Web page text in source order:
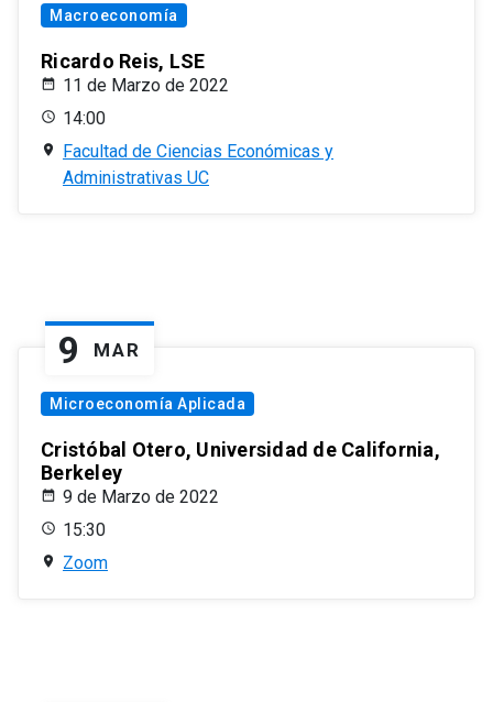
Macroeconomía
Ricardo Reis, LSE
11 de Marzo de 2022
14:00
Facultad de Ciencias Económicas y
Administrativas UC
9 MAR
Microeconomía Aplicada
Cristóbal Otero, Universidad de California,
Berkeley
9 de Marzo de 2022
15:30
Zoom